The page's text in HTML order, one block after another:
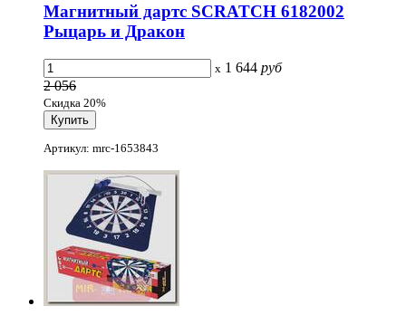
Магнитный дартс SCRATCH 6182002
Рыцарь и Дракон
x 1 644 руб
2 056
Скидка 20%
Артикул: mrc-1653843